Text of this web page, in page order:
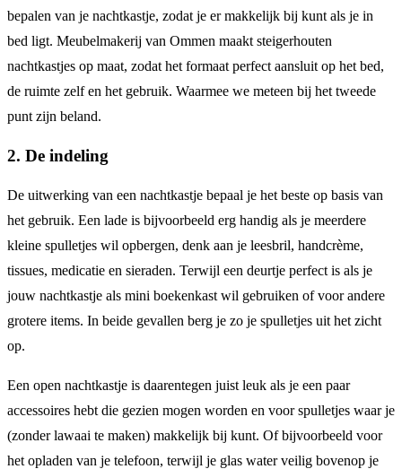
bepalen van je nachtkastje, zodat je er makkelijk bij kunt als je in
bed ligt. Meubelmakerij van Ommen maakt steigerhouten
nachtkastjes op maat, zodat het formaat perfect aansluit op het bed,
de ruimte zelf en het gebruik. Waarmee we meteen bij het tweede
punt zijn beland.
2. De indeling
De uitwerking van een nachtkastje bepaal je het beste op basis van
het gebruik. Een lade is bijvoorbeeld erg handig als je meerdere
kleine spulletjes wil opbergen, denk aan je leesbril, handcrème,
tissues, medicatie en sieraden. Terwijl een deurtje perfect is als je
jouw nachtkastje als mini boekenkast wil gebruiken of voor andere
grotere items. In beide gevallen berg je zo je spulletjes uit het zicht
op.
Een open nachtkastje is daarentegen juist leuk als je een paar
accessoires hebt die gezien mogen worden en voor spulletjes waar je
(zonder lawaai te maken) makkelijk bij kunt. Of bijvoorbeeld voor
het opladen van je telefoon, terwijl je glas water veilig bovenop je